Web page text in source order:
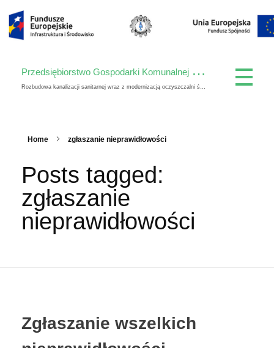
P
rzedsiębiorstwo Gospodarki Komunalnej Spółka z o. o.
Rozbudowa kanalizacji sanitarnej wraz z modernizacją oczyszczalni ścieków w Krasnymstawie
Home zgłaszanie nieprawidłowości
Posts tagged:
zgłaszanie
nieprawidłowości
Zgłaszanie wszelkich